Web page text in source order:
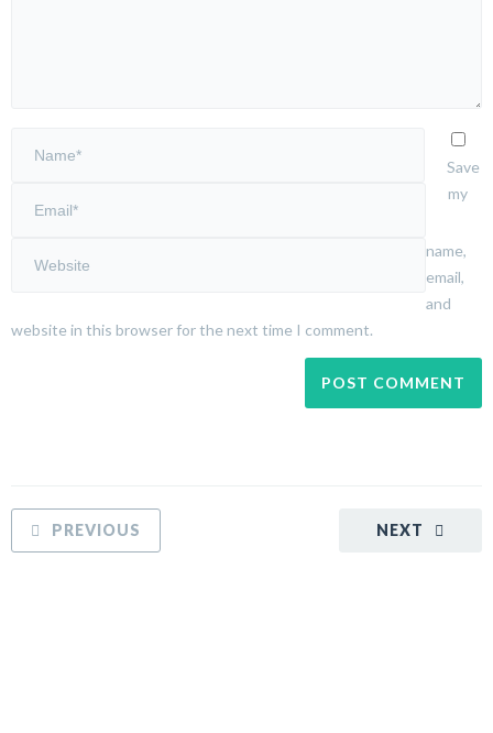
Save
my
name,
email,
and
website in this browser for the next time I comment.
NEXT
PREVIOUS